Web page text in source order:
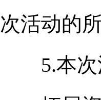
次活动的
5.本次